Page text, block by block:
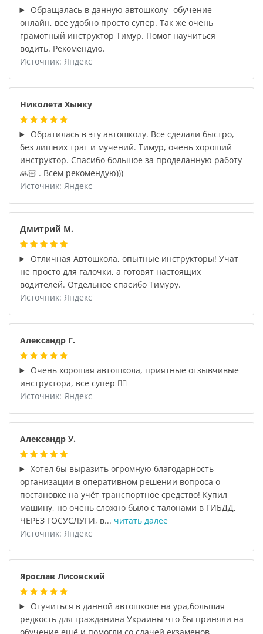
Обращалась в данную автошколу- обучение
онлайн, все удобно просто супер. Так же очень
грамотный инструктор Тимур. Помог научиться
водить. Рекомендую.
Источник: Яндекс
Николета Хынку
Обратилась в эту автошколу. Все сделали быстро,
без лишних трат и мучений. Тимур, очень хороший
инструктор. Спасибо большое за проделанную работу
🙏🏻 . Всем рекомендую)))
Источник: Яндекс
Дмитрий М.
Отличная Автошкола, опытные инструкторы! Учат
не просто для галочки, а готовят настоящих
водителей. Отдельное спасибо Тимуру.
Источник: Яндекс
Александр Г.
Очень хорошая автошкола, приятные отзывчивые
инструктора, все супер 👍🏻
Источник: Яндекс
Александр У.
Хотел бы выразить огромную благодарность
организации в оперативном решении вопроса о
постановке на учёт транспортное средство! Купил
машину, но очень сложно было с талонами в ГИБДД,
ЧЕРЕЗ ГОСУСЛУГИ, в... читать далее
Источник: Яндекс
Ярослав Лисовский
Отучиться в данной автошколе на ура,большая
редкость для гражданина Украины что бы приняли на